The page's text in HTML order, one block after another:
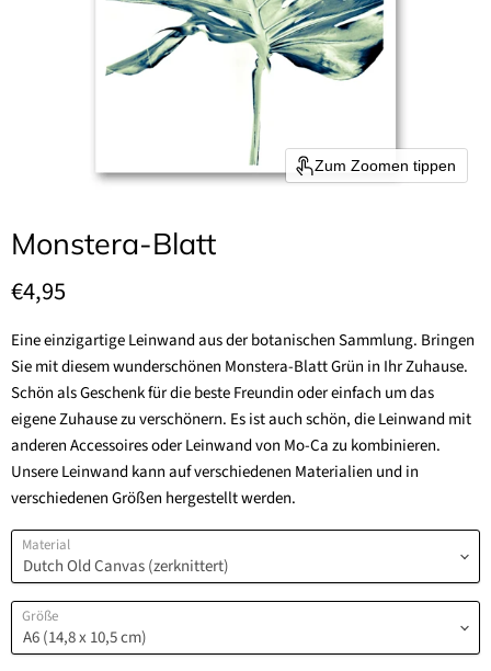
Zum Zoomen tippen
Monstera-Blatt
Aktueller Preis
€4,95
Eine einzigartige Leinwand aus der botanischen Sammlung. Bringen
Sie mit diesem wunderschönen Monstera-Blatt Grün in Ihr Zuhause.
Schön als Geschenk für die beste Freundin oder einfach um das
eigene Zuhause zu verschönern. Es ist auch schön, die Leinwand mit
anderen Accessoires oder Leinwand von Mo-Ca zu kombinieren.
Unsere Leinwand kann auf verschiedenen Materialien und in
verschiedenen Größen hergestellt werden.
Material
Größe